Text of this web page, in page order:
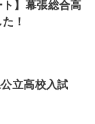
ト】幕張総合高
！
立高校入試